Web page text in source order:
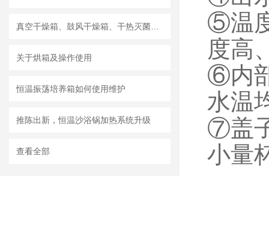
关于烘箱及操作使用
恒温振荡培养箱如何使用维护
推陈出新，恒温沙浴锅加热系统升级
查看全部
⑤温
度高
⑥内
水温
⑦盖
小量